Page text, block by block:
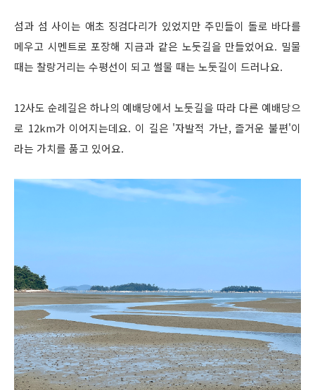
섬과 섬 사이는 애초 징검다리가 있었지만 주민들이 돌로 바다를
메우고 시멘트로 포장해 지금과 같은 노둣길을 만들었어요. 밀물
때는 찰랑거리는 수평선이 되고 썰물 때는 노둣길이 드러나요.
12사도 순례길은 하나의 예배당에서 노둣길을 따라 다른 예배당으
로 12km가 이어지는데요. 이 길은 '자발적 가난, 즐거운 불편'이
라는 가치를 품고 있어요.